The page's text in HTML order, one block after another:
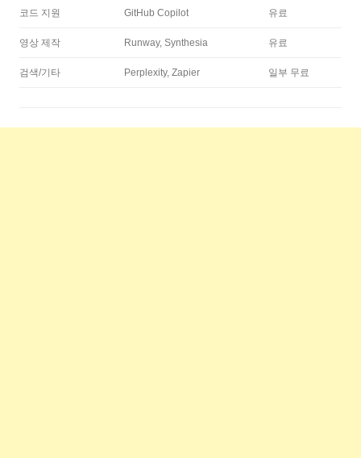
코드 지원 GitHub Copilot 유료
영상 제작 Runway, Synthesia 유료
검색/기타 Perplexity, Zapier 일부 무료